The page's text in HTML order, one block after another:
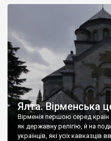
Херсонесі Володимир-
А потім було Хрещення Русі.
Ялта. Вірменська
Вірменія першою серед країн
як державну релігію, й на
українців, які усіх